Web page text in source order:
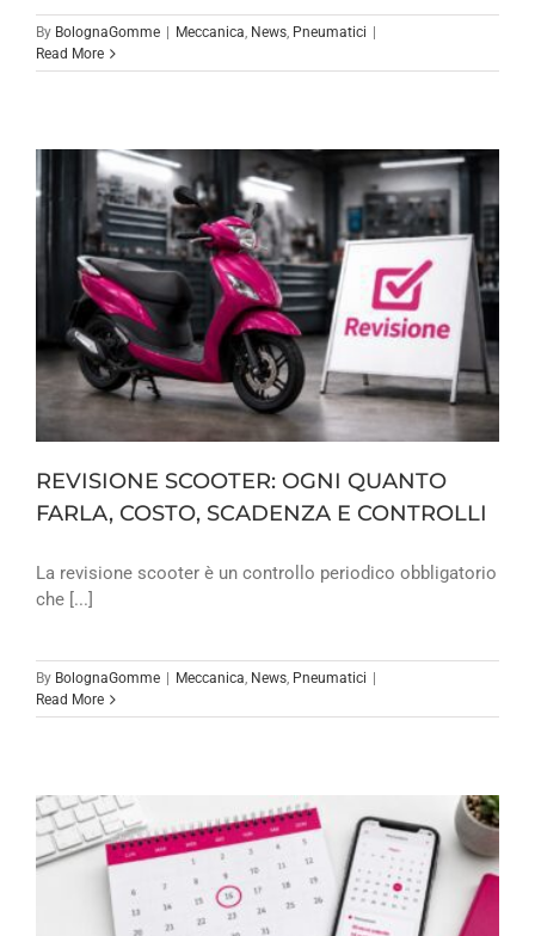
By BolognaGomme | Meccanica, News, Pneumatici |
Read More
REVISIONE SCOOTER: OGNI QUANTO
FARLA, COSTO, SCADENZA E CONTROLLI
La revisione scooter è un controllo periodico obbligatorio
che [...]
By BolognaGomme | Meccanica News Pneumatici |
Read More